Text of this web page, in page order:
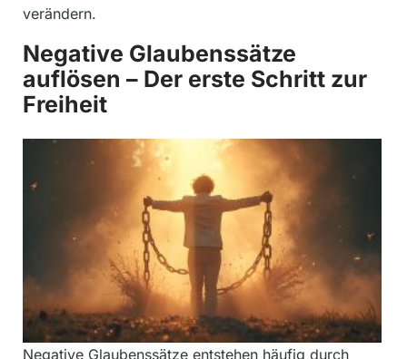
verändern.
Negative Glaubenssätze
auflösen – Der erste Schritt zur
Freiheit
Negative Glaubenssätze entstehen häufig durch